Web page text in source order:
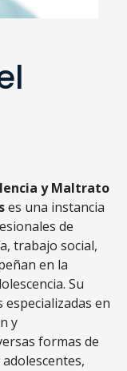
y Maltrato
es una instancia
de
trabajo social,
en la
Su
en
y
formas de